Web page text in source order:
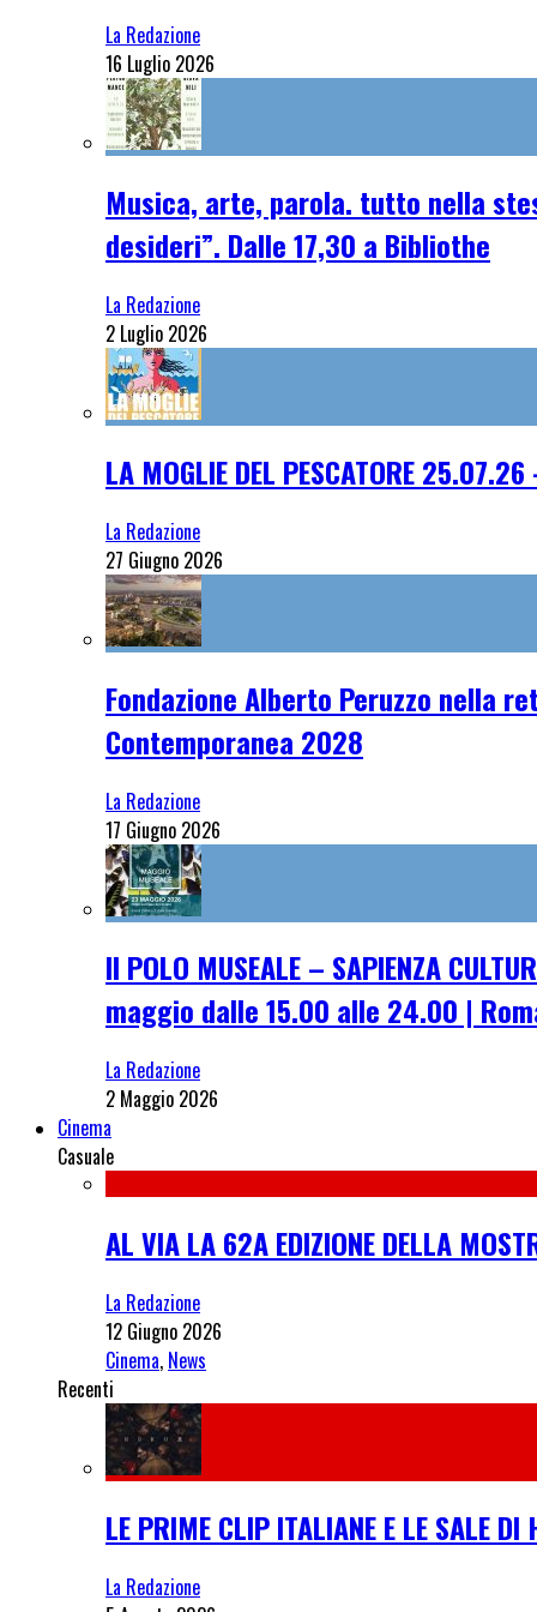
La Redazione
16 Luglio 2026
Musica, arte, parola. tutto nella
desideri”. Dalle 17,30 a Bibliothe
La Redazione
2 Luglio 2026
LA MOGLIE DEL PESCATORE
La Redazione
27 Giugno 2026
Fondazione Alberto Peruzzo nella
Contemporanea 2028
La Redazione
17 Giugno 2026
Il POLO MUSEALE – SAPIENZA
maggio dalle 15.00 alle 24.00 |
La Redazione
2 Maggio 2026
Cinema
Casuale
AL VIA LA 62A EDIZIONE DELLA
La Redazione
12 Giugno 2026
Cinema, News
Recenti
LE PRIME CLIP ITALIANE E LE SALE
La Redazione